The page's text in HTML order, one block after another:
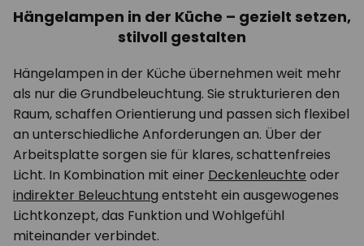
Hängelampen in der Küche – gezielt setzen,
stilvoll gestalten
Hängelampen in der Küche übernehmen weit mehr
als nur die Grundbeleuchtung. Sie strukturieren den
Raum, schaffen Orientierung und passen sich flexibel
an unterschiedliche Anforderungen an. Über der
Arbeitsplatte sorgen sie für klares, schattenfreies
Licht. In Kombination mit einer Deckenleuchte oder
indirekter Beleuchtung entsteht ein ausgewogenes
Lichtkonzept, das Funktion und Wohlgefühl
miteinander verbindet.